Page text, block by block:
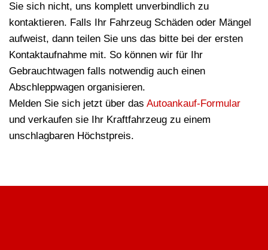
Sie sich nicht, uns komplett unverbindlich zu
kontaktieren. Falls Ihr Fahrzeug Schäden oder Mängel
aufweist, dann teilen Sie uns das bitte bei der ersten
Kontaktaufnahme mit. So können wir für Ihr
Gebrauchtwagen falls notwendig auch einen
Abschleppwagen organisieren.
Melden Sie sich jetzt über das Autoankauf-Formular
und verkaufen sie Ihr Kraftfahrzeug zu einem
unschlagbaren Höchstpreis.